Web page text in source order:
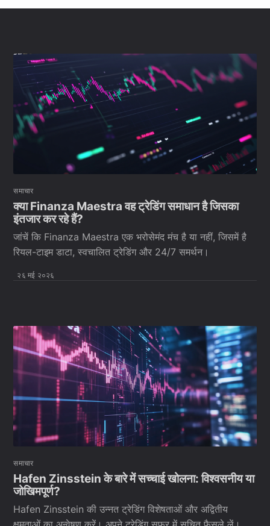
समाचार
क्या Finanza Maestra वह ट्रेडिंग समाधान है जिसका
इंतजार कर रहे हैं?
जांचें कि Finanza Maestra एक भरोसेमंद मंच है या नहीं, जिसमें है
रियल-टाइम डाटा, स्वचालित ट्रेडिंग और 24/7 समर्थन।
२६ मई २०२६
समाचार
Hafen Zinsstein के बारे में सच्चाई खोलना: विश्वसनीय या
जोखिमपूर्ण?
Hafen Zinsstein की उन्नत ट्रेडिंग विशेषताओं और अद्वितीय